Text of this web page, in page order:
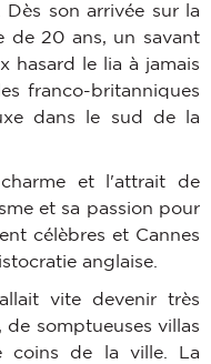
son arrivée sur la
de 20 ans, un savant
hasard le lia à jamais
franco-britanniques
dans le sud de la
et l'attrait de
et sa passion pour
célèbres et Cannes
anglaise.
vite devenir très
somptueuses villas
coins de la ville. La